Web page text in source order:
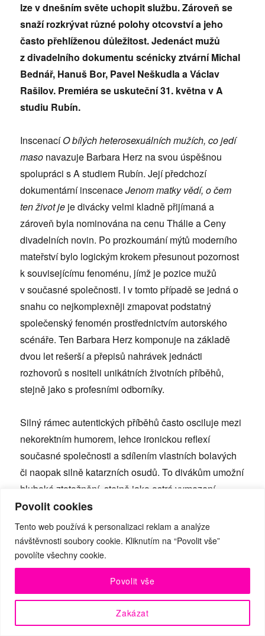
Povolit cookies
Tento web používá k personalizaci reklam a analýze
návštěvnosti soubory cookie. Kliknutím na “Povolit vše”
povolíte všechny cookie.
Zakázat
Povolit vše
lze v dnešním světe uchopit službu. Zároveň se
snaží rozkrývat různé polohy otcovství a jeho
často přehlíženou důležitost. Jedenáct mužů
z divadelního dokumentu scénicky ztvární Michal
Bednář, Hanuš Bor, Pavel Neškudla a Václav
Rašilov. Premiéra se uskuteční 31. května v A
studiu Rubín.
InscenacíO bílých heterosexuálních mužích, co jedí
maso navazuje Barbara Herz na svou úspěšnou
spolupráci s A studiem Rubín. Její předchozí
dokumentární inscenaceJenom matky vědí, o čem
ten život je je divácky velmi kladně přijímaná a
zároveň byla nominována na cenu Thálie a Ceny
divadelních novin. Po prozkoumání mýtů moderního
mateřství bylo logickým krokem přesunout pozornost
k souvisejícímu fenoménu, jímž je pozice mužů
v současné společnosti. I v tomto případě se jedná o
snahu co nejkomplexněji zmapovat podstatný
společenský fenomén prostřednictvím autorského
scénáře. Ten Barbara Herz komponuje na základě
dvou let rešerší a přepisů nahrávek jednácti
rozhovorů s nositeli unikátních životních příběhů,
stejně jako s profesními odborníky.
Silný rámec autentických příběhů často osciluje mezi
nekorektním humorem, lehce ironickou reflexí
současné společnosti a sdílením vlastních bolavých
či naopak silně katarzních osudů. To divákům umožní
hluboké ztotožnění, stejně jako ostré vymezení.
Diváci tak mohou reflektovat vlastní zkušenosti a
postoje a mimoděčně obohacovat svou optiku
perspektivami, které jim doposud mohly unikat.
Zároveň vzniká svébytná odpověď na téma letošní
sezony A studia Rubín: Závislosti. Perspektiva,
kterou jsou muži dneška nahlíženi, je totiž často
závislá na sérii stereotypních představ správného
chlapáctví.